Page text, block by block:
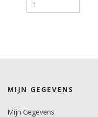
MIJN GEGEVENS
Mijn Gegevens